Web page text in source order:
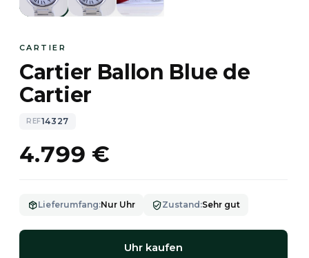
CARTIER
Cartier Ballon Blue de
Cartier
REF14327
4.799 €
Lieferumfang:Nur Uhr Zustand :Sehr gut
Uhr kaufen